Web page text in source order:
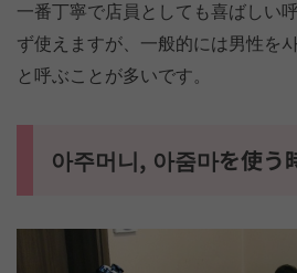
一番丁寧で店員としても喜ばしい
ず使えますが、一般的には男性を
と呼ぶことが多いです。
아주머니, 아줌마を使う